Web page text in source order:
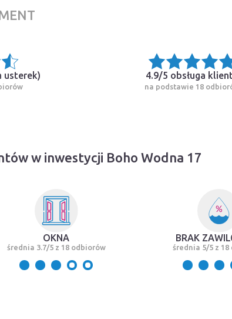
usterek) 4.9/5 obsługa
na podstawie 18
w inwestycji Boho Wodna 17
OKNA
średnia 3.7/5 z 18 odbiorów
BRAK
średnia 5/5 z